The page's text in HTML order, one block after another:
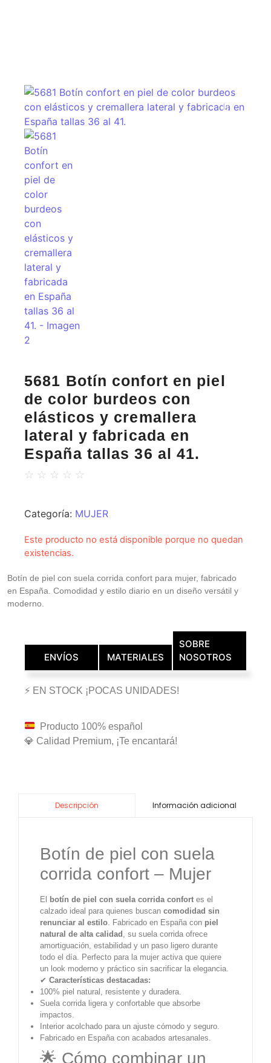
5681 Botín confort en piel
de color burdeos con
elásticos y cremallera
lateral y fabricada en
España tallas 36 al 41.
☆ ☆ ☆ ☆ ☆
Categoría: MUJER
Este producto no está disponible porque no quedan
existencias.
Botín de piel con suela corrida confort para mujer, fabricado
en España. Comodidad y estilo diario en un diseño versátil y
moderno.
ENVÍOS MATERIALES
SOBRE
NOSOTROS
⚡ EN STOCK ¡POCAS UNIDADES!
Producto 100% español
💎 Calidad Premium, ¡Te encantará!
Descripción Información adicional
Botín de piel con suela
corrida confort – Mujer
El botín de piel con suela corrida confort es el
calzado ideal para quienes buscan comodidad sin
renunciar al estilo. Fabricado en España con piel
natural de alta calidad , su suela corrida ofrece
amortiguación, estabilidad y un paso ligero durante
todo el día. Perfecto para la mujer activa que quiere
un look moderno y práctico sin sacrificar la elegancia.
✔ Características destacadas:
100% piel natural, resistente y duradera.
Suela corrida ligera y confortable que absorbe
impactos.
Interior acolchado para un ajuste cómodo y seguro.
Fabricado en España con acabados artesanales.
🌟 Cómo combinar un